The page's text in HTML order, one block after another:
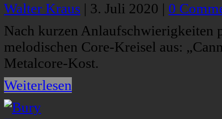
Walter Kraus | 3. Juli 2020 | 0
Nach kurzen Anlaufschwierigkeiten
melodischen Core-Kreisel aus:
Metalcore-Kost.
Weiterlesen